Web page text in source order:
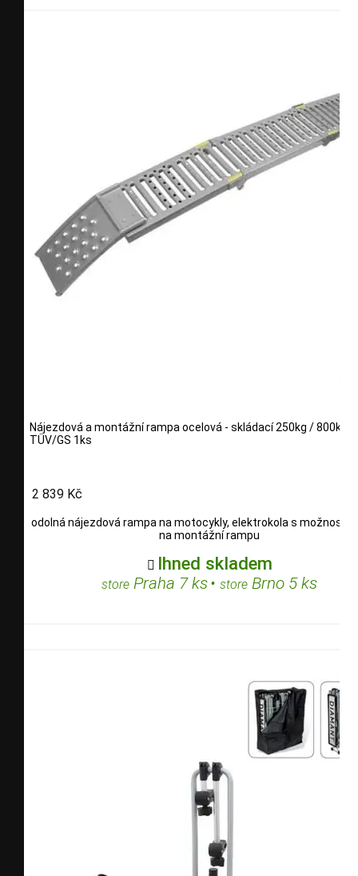
Nájezdová a montážní rampa ocelová - skládací 250kg / 800kg
TÜV/GS 1ks
2 839 Kč
odolná nájezdová rampa na motocykly, elektrokola s možností
na montážní rampu
 Ihned skladem
store Praha 7 ks• store Brno 5 ks